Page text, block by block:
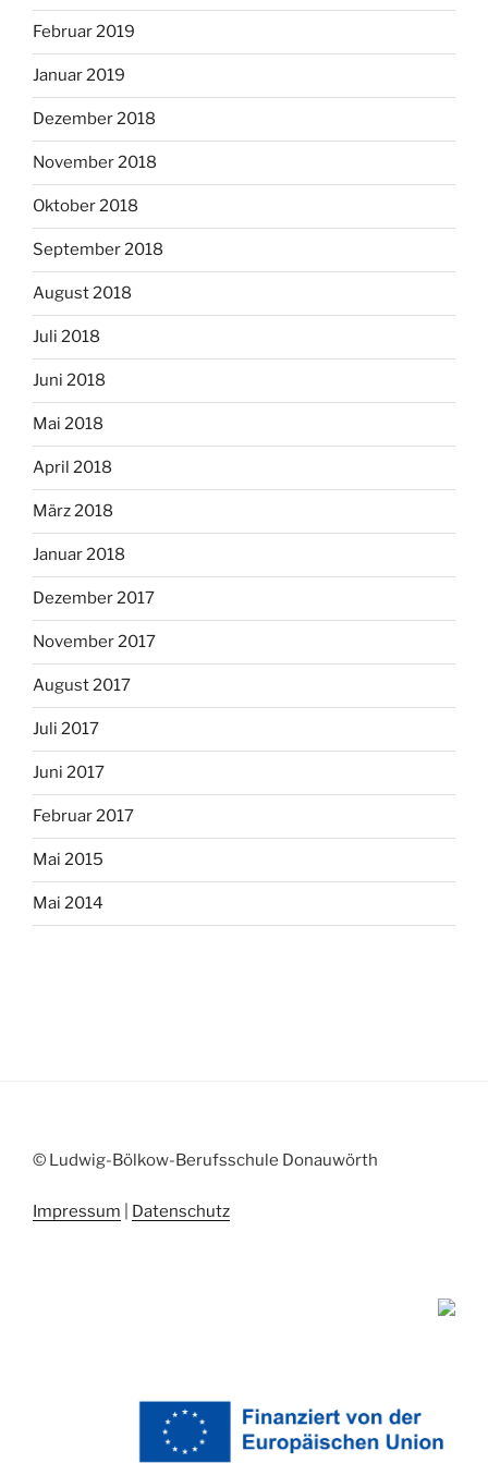
Februar 2019
Januar 2019
Dezember 2018
November 2018
Oktober 2018
September 2018
August 2018
Juli 2018
Juni 2018
Mai 2018
April 2018
März 2018
Januar 2018
Dezember 2017
November 2017
August 2017
Juli 2017
Juni 2017
Februar 2017
Mai 2015
Mai 2014
© Ludwig-Bölkow-Berufsschule Donauwörth
Impressum Datenschutz